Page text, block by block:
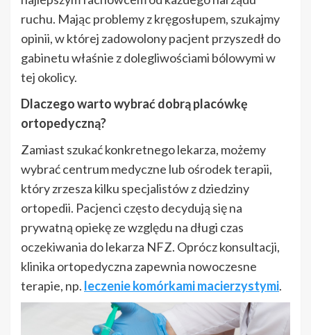
ruchu. Mając problemy z kręgosłupem, szukajmy
opinii, w której zadowolony pacjent przyszedł do
gabinetu właśnie z dolegliwościami bólowymi w
tej okolicy.
Dlaczego warto wybrać dobrą placówkę
ortopedyczną?
Zamiast szukać konkretnego lekarza, możemy
wybrać centrum medyczne lub ośrodek terapii,
który zrzesza kilku specjalistów z dziedziny
ortopedii. Pacjenci często decydują się na
prywatną opiekę ze względu na długi czas
oczekiwania do lekarza NFZ. Oprócz konsultacji,
klinika ortopedyczna zapewnia nowoczesne
terapie, np. leczenie komórkami macierzystymi.